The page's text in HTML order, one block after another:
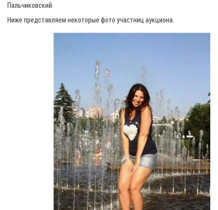
Пальчиковский.
Ниже представляем некоторые фото участниц аукциона.